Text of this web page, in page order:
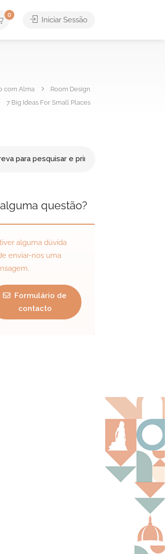
0
Iniciar Sessão
com Alma
Room Design
7 Big Ideas For Small Places
questão?
alguma dúvida
enviar-nos uma
Formulário de
contacto